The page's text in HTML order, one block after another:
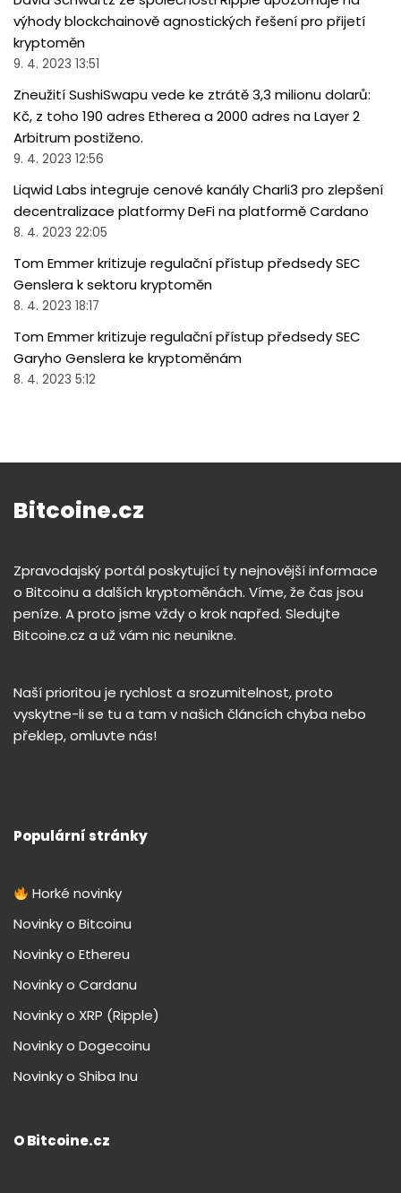
výhody blockchainově agnostických řešení pro přijetí
kryptoměn
9. 4. 2023 13:51
Zneužití SushiSwapu vede ke ztrátě 3,3 milionu dolarů:
Kč, z toho 190 adres Etherea a 2000 adres na Layer 2
Arbitrum postiženo.
9. 4. 2023 12:56
Liqwid Labs integruje cenové kanály Charli3 pro zlepšení
decentralizace platformy DeFi na platformě Cardano
8. 4. 2023 22:05
Tom Emmer kritizuje regulační přístup předsedy SEC
Genslera k sektoru kryptoměn
8. 4. 2023 18:17
Tom Emmer kritizuje regulační přístup předsedy SEC
Garyho Genslera ke kryptoměnám
8. 4. 2023 5:12
Bitcoine.cz
Zpravodajský portál poskytující ty nejnovější informace
o Bitcoinu a dalších kryptoměnách. Víme, že čas jsou
peníze. A proto jsme vždy o krok napřed. Sledujte
Bitcoine.cz a už vám nic neunikne.
Naší prioritou je rychlost a srozumitelnost, proto
vyskytne-li se tu a tam v našich článcích chyba nebo
překlep, omluvte nás!
Populární stránky
Horké novinky
Novinky o Bitcoinu
Novinky o Ethereu
Novinky o Cardanu
Novinky o XRP (Ripple)
Novinky o Dogecoinu
Novinky o Shiba Inu
O Bitcoine.cz